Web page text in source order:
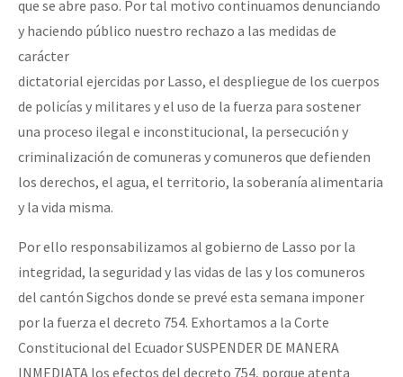
que se abre paso. Por tal motivo continuamos denunciando
y haciendo público nuestro rechazo a las medidas de
carácter
dictatorial ejercidas por Lasso, el despliegue de los cuerpos
de policías y militares y el uso de la fuerza para sostener
una proceso ilegal e inconstitucional, la persecución y
criminalización de comuneras y comuneros que defienden
los derechos, el agua, el territorio, la soberanía alimentaria
y la vida misma.
Por ello responsabilizamos al gobierno de Lasso por la
integridad, la seguridad y las vidas de las y los comuneros
del cantón Sigchos donde se prevé esta semana imponer
por la fuerza el decreto 754. Exhortamos a la Corte
Constitucional del Ecuador SUSPENDER DE MANERA
INMEDIATA los efectos del decreto 754, porque atenta